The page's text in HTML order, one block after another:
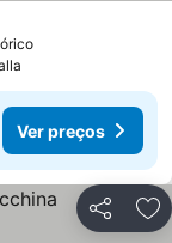
Ver preços
Partilhar